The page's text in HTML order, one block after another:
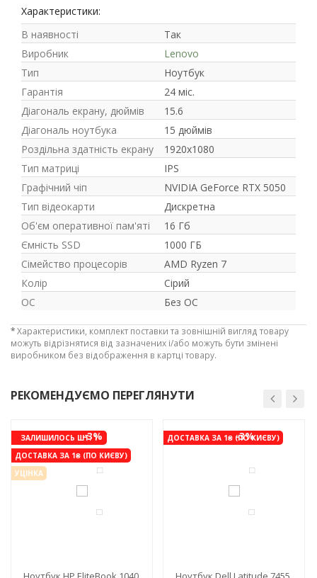
Характеристики:
В наявності
Так
Виробник
Lenovo
Тип
Ноутбук
Гарантія
24 міс.
Діагональ екрану, дюймів
15.6
Діагональ ноутбука
15 дюймів
Роздільна здатність екрану
1920x1080
Тип матриці
IPS
Графічний чіп
NVIDIA GeForce RTX 5050
Тип відеокарти
Дискретна
Об'єм оперативної пам'яті
16 Гб
Ємність SSD
1000 ГБ
Сімейство процесорів
AMD Ryzen 7
Колір
Сірий
ОС
Без ОС
*Характеристики, комплект поставки та зовнішній вигляд товару
можуть відрізнятися від зазначених і/або можуть бути змінені
виробником без відображення в картці товару.
РЕКОМЕНДУЄМО ПЕРЕГЛЯНУТИ
ЗАЛИШИЛОСЬ ШТ: 1
ДОСТАВКА ЗА 1₴ (ПО КИЄВУ)
УЦІНКА
-3% ДОСТАВКА ЗА 1₴ (ПО КИЄВУ)
-3%